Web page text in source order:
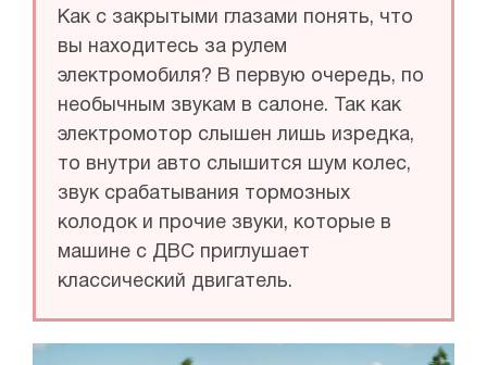
Как с закрытыми глазами понять, что
вы находитесь за рулем
электромобиля? В первую очередь, по
необычным звукам в салоне. Так как
электромотор слышен лишь изредка,
то внутри авто слышится шум колес,
звук срабатывания тормозных
колодок и прочие звуки, которые в
машине с ДВС приглушает
классический двигатель.